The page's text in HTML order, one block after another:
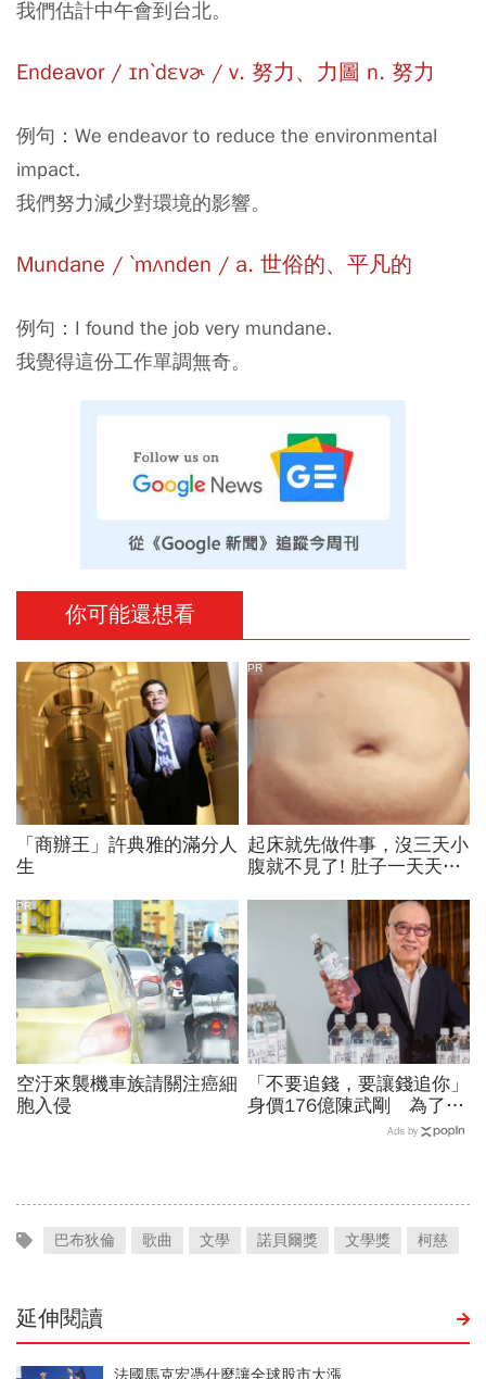
我們估計中午會到台北。
Endeavor / ɪnˋdɛvɚ / v. 努力、力圖 n. 努力
例句：We endeavor to reduce the environmental
impact.
我們努力減少對環境的影響。
Mundane / ˋmʌnden / a. 世俗的、平凡的
例句：I found the job very mundane.
我覺得這份工作單調無奇。
你可能還想看
「商辦王」許典雅的滿分人
生
起床就先做件事，沒三天小
腹就不見了! 肚子一天天變
PR
空汙來襲機車族請關注癌細
胞入侵
PR
「不要追錢，要讓錢追你」
身價176億陳武剛 為了賣
Ads by
巴布狄倫 歌曲 文學 諾貝爾獎 文學獎 柯慈
延伸閱讀
法國馬克宏憑什麼讓全球股市大漲